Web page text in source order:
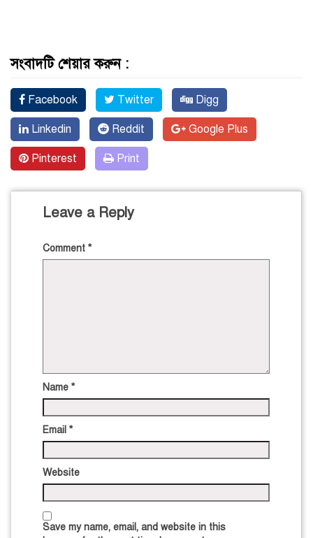
সংবাদটি শেয়ার করুন :
Facebook Twitter Digg
Linkedin Reddit Google Plus
Pinterest Print
Leave a Reply
Comment *
Name *
Email *
Website
Save my name, email, and website in this